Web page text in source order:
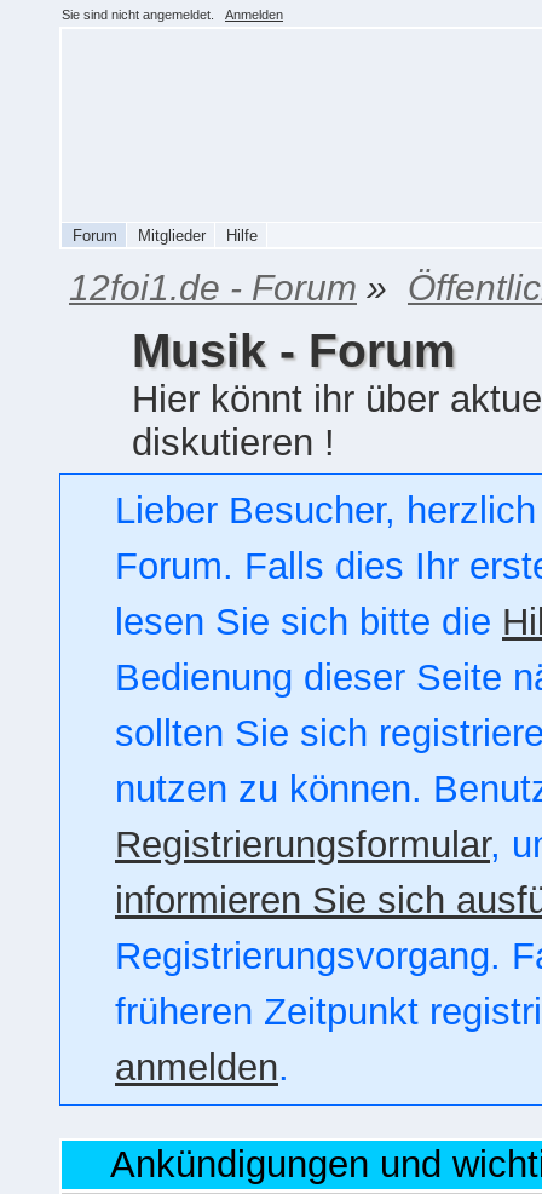
Sie sind nicht angemeldet. Anmelden
Forum Mitglieder Hilfe
12foi1.de - Forum »
Musik - Forum
Hier könnt ihr über
diskutieren !
Lieber Besucher,
Forum. Falls dies Ihr
lesen Sie sich bitte die
Bedienung dieser Seite
sollten Sie sich
nutzen zu können.
Registrierungsformular,
informieren Sie sich
Registrierungsvorgang.
früheren Zeitpunkt
anmelden.
Ankündigungen und